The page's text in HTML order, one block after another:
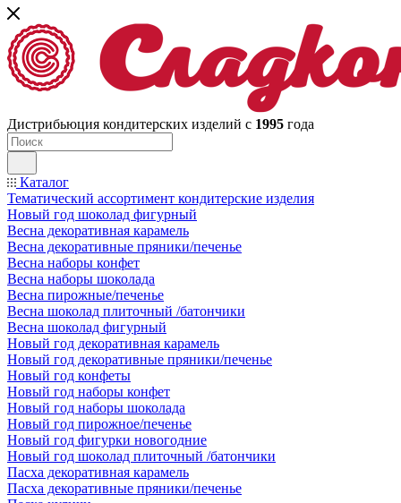
Дистрибьюция кондитерских изделий с 1995 года
Каталог
Тематический ассортимент кондитерские изделия
Новый год шоколад фигурный
Весна декоративная карамель
Весна декоративные пряники/печенье
Весна наборы конфет
Весна наборы шоколада
Весна пирожные/печенье
Весна шоколад плиточный /батончики
Весна шоколад фигурный
Новый год декоративная карамель
Новый год декоративные пряники/печенье
Новый год конфеты
Новый год наборы конфет
Новый год наборы шоколада
Новый год пирожное/печенье
Новый год фигурки новогодние
Новый год шоколад плиточный /батончики
Пасха декоративная карамель
Пасха декоративные пряники/печенье